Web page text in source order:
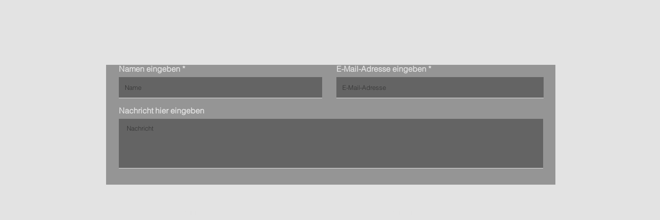
Namen eingeben E-Mail-Adresse eingeben
Nachricht hier eingeben